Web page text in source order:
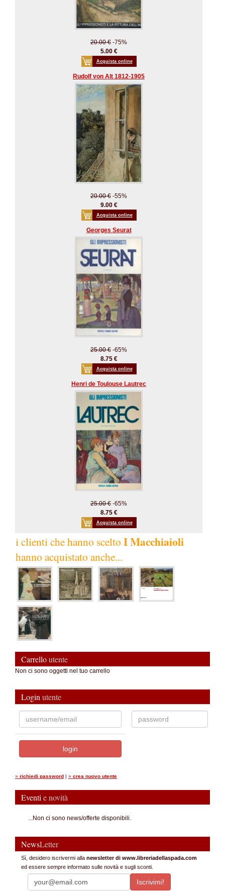
20.00 € -75%
5.00 €
Acquista online
Rudolf von Alt 1812-1905
20.00 € -55%
9.00 €
Acquista online
Georges Seurat
25.00 € -65%
8.75 €
Acquista online
Henri de Toulouse Lautrec
25.00 € -65%
8.75 €
Acquista online
i clienti che hanno scelto I Macchiaioli
hanno acquistato anche...
Carrelloutente
Non ci sono oggetti nel tuo carrello
Login utente
» richiedi password | » crea nuovo utente
Eventi e novità
...Non ci sono news/offerte disponibili.
NewsLetter
Sì, desidero iscrivermi alla newsletter di www.libreriadellaspada.com
ed essere sempre informato sulle novità e sugli sconti.